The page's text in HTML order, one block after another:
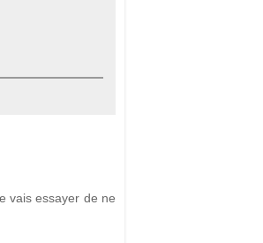
vais essayer de ne